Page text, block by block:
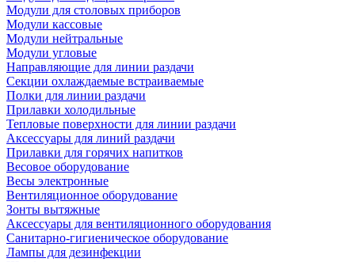
Модули для столовых приборов
Модули кассовые
Модули нейтральные
Модули угловые
Направляющие для линии раздачи
Секции охлаждаемые встраиваемые
Полки для линии раздачи
Прилавки холодильные
Тепловые поверхности для линии раздачи
Аксессуары для линий раздачи
Прилавки для горячих напитков
Весовое оборудование
Весы электронные
Вентиляционное оборудование
Зонты вытяжные
Аксессуары для вентиляционного оборудования
Санитарно-гигиеническое оборудование
Лампы для дезинфекции